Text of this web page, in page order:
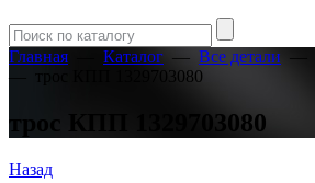
Главная Каталог — Все детали —
трос КПП 1329703080
трос КПП 1329703080
Назад